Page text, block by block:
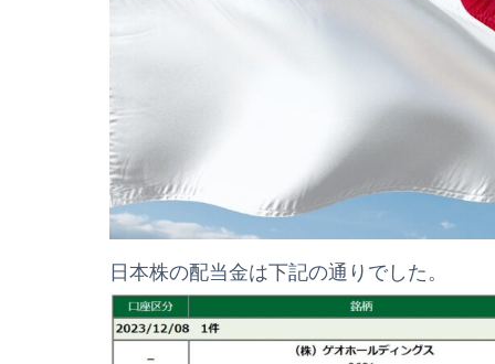
日本株の配当金は下記の通りでした。